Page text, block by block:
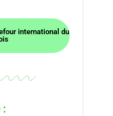
international du
: